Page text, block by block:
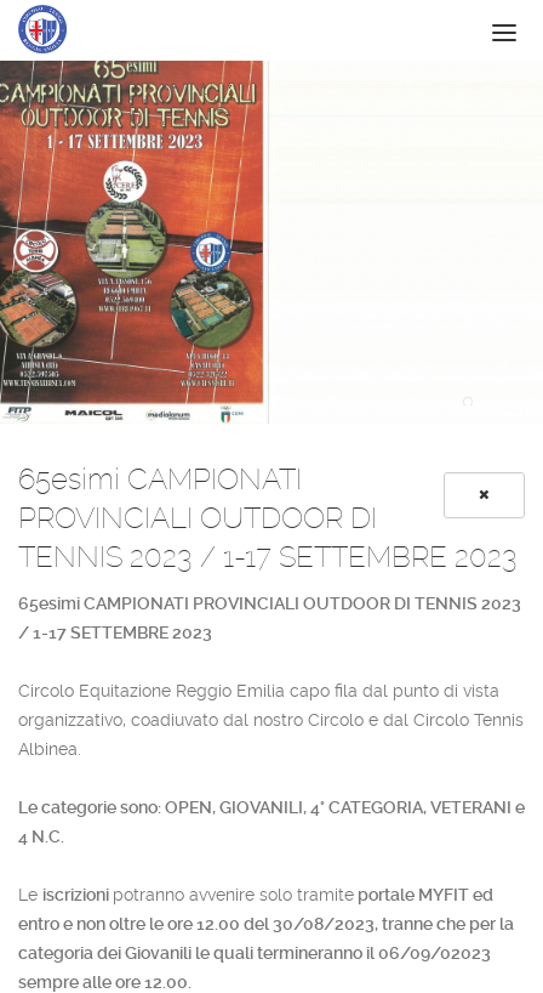
IL CIRCOLO
SERVIZI
SCUOLA
ATTIVITÀ
NEWS
CONTATTI
SPONSOR
65esimi CAMPIONATI
PROVINCIALI OUTDOOR DI
TENNIS 2023 / 1-17 SETTEMBRE 2023
65esimi CAMPIONATI PROVINCIALI OUTDOOR DI TENNIS 2023
/ 1-17 SETTEMBRE 2023
Circolo Equitazione Reggio Emilia capo fila dal punto di vista
organizzativo, coadiuvato dal nostro Circolo e dal Circolo Tennis
Albinea.
Le categorie sono: OPEN, GIOVANILI, 4° CATEGORIA, VETERANI e
4 N.C.
Le iscrizioni potranno avvenire solo tramite portale MYFIT ed
entro e non oltre le ore 12.00 del 30/08/2023, tranne che per la
categoria dei Giovanili le quali termineranno il 06/09/02023
sempre alle ore 12.00.